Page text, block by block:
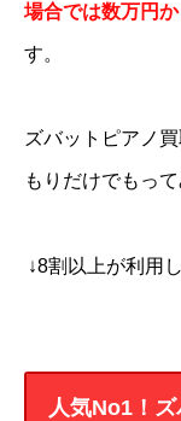
場合では数万円
す。
ズバットピアノ
もりだけでもっ
↓8割以上が利用
人気No1！